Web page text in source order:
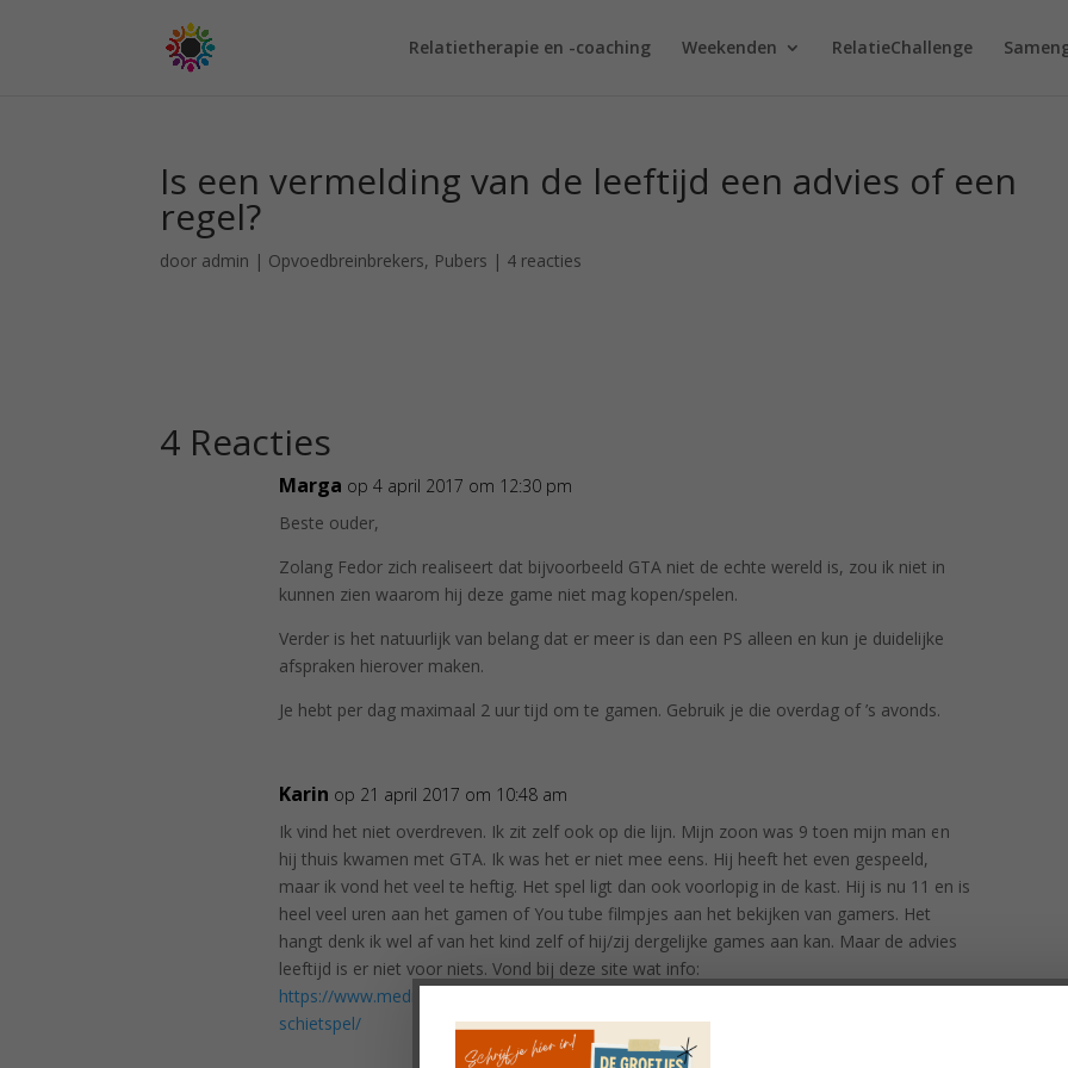
Relatietherapie en -coaching Weekenden RelatieChallenge
Is een vermelding van de leeftijd een advies of een
regel?
door admin | Opvoedbreinbrekers, Pubers | 4 reacties
4 Reacties
Marga op 4 april 2017 om 12:30 pm
Beste ouder,
Zolang Fedor zich realiseert dat bijvoorbeeld GTA niet de echte wereld is, zou ik niet in
kunnen zien waarom hij deze game niet mag kopen/spelen.
Verder is het natuurlijk van belang dat er meer is dan een PS alleen en kun je duidelijke
afspraken hierover maken.
Je hebt per dag maximaal 2 uur tijd om te gamen. Gebruik je die overdag of ’s avonds.
Karin op 21 april 2017 om 10:48 am
Ik vind het niet overdreven. Ik zit zelf ook op die lijn. Mijn zoon was 9 toen mijn man en
hij thuis kwamen met GTA. Ik was het er niet mee eens. Hij heeft het even gespeeld,
maar ik vond het veel te heftig. Het spel ligt dan ook voorlopig in de kast. Hij is nu 11 en is
heel veel uren aan het gamen of You tube filmpjes aan het bekijken van gamers. Het
hangt denk ik wel af van het kind zelf of hij/zij dergelijke games aan kan. Maar de advies
leeftijd is er niet voor niets. Vond bij deze site wat info:
https://www.mediaopvoeding.nl/vragen/_/vraag/wordt-mijn-zoon-gewelddadig-van-
schietspel/